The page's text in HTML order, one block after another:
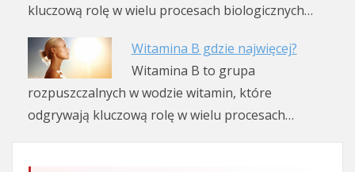
kluczową rolę w wielu procesach biologicznych…
Witamina B gdzie najwięcej?
Witamina B to grupa
rozpuszczalnych w wodzie witamin, które
odgrywają kluczową rolę w wielu procesach…